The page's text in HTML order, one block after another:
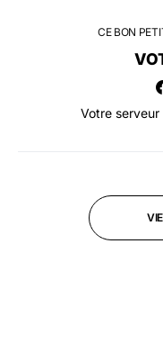
CE BON
Votre serveur